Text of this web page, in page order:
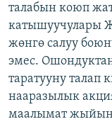
АЗАТТЫК+
ЫҢГАЙСЫЗ СУРООЛОР
ЭЕ/АРнун
талабын коюп
катышуучулары
жөнгө салуу
эмес.
таратууну талап
нааразылык
маалымат